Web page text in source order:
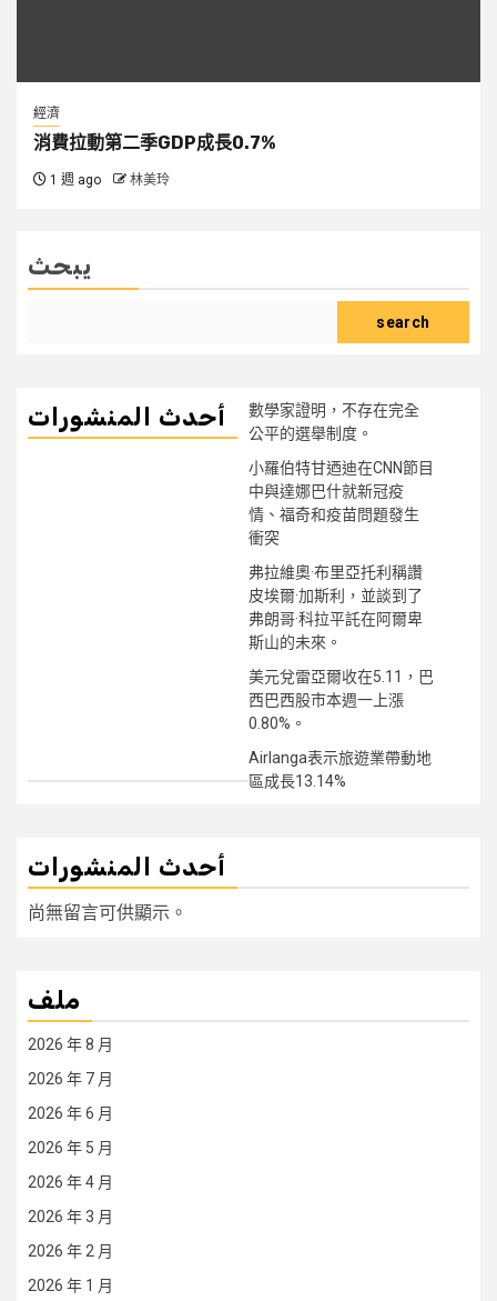
經濟
消費拉動第二季GDP成長0.7%
1 週 ago 林美玲
يبحث
search
أحدث المنشورات
數學家證明，不存在完全
公平的選舉制度。
小羅伯特甘迺迪在CNN節目
中與達娜巴什就新冠疫
情、福奇和疫苗問題發生
衝突
弗拉維奧·布里亞托利稱讚
皮埃爾·加斯利，並談到了
弗朗哥·科拉平託在阿爾卑
斯山的未來。
美元兌雷亞爾收在5.11，巴
西巴西股市本週一上漲
0.80%。
Airlanga表示旅遊業帶動地
區成長13.14%
أحدث المنشورات
尚無留言可供顯示。
ملف
2026 年 8 月
2026 年 7 月
2026 年 6 月
2026 年 5 月
2026 年 4 月
2026 年 3 月
2026 年 2 月
2026 年 1 月